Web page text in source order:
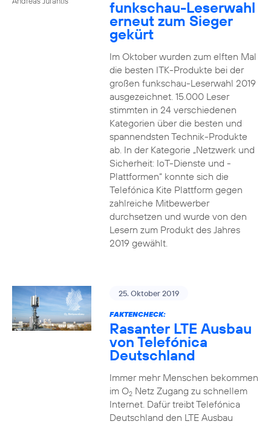
funkschau-Leserwahl
erneut zum Sieger
gekürt
Im Oktober wurden zum elften Mal
die besten ITK-Produkte bei der
großen funkschau-Leserwahl 2019
ausgezeichnet. 15.000 Leser
stimmten in 24 verschiedenen
Kategorien über die besten und
spannendsten Technik-Produkte
ab. In der Kategorie „Netzwerk und
Sicherheit: IoT-Dienste und -
Plattformen“ konnte sich die
Telefónica Kite Plattform gegen
zahlreiche Mitbewerber
durchsetzen und wurde von den
Lesern zum Produkt des Jahres
2019 gewählt.
25. Oktober 2019
FAKTENCHECK:
Rasanter LTE Ausbau
von Telefónica
Deutschland
Immer mehr Menschen bekommen
im O2Netz Zugang zu schnellem
Internet. Dafür treibt Telefónica
Deutschland den LTE Ausbau